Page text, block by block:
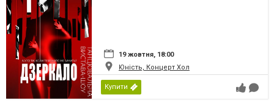
19 жовтня, 18:00
Юність, Концерт Хол
Купити